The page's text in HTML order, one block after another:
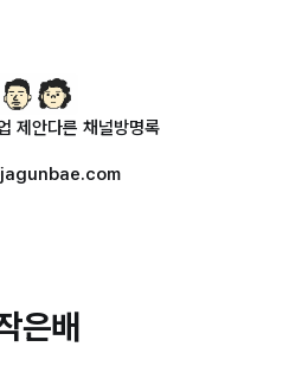
제안다른 채널방명록
은배